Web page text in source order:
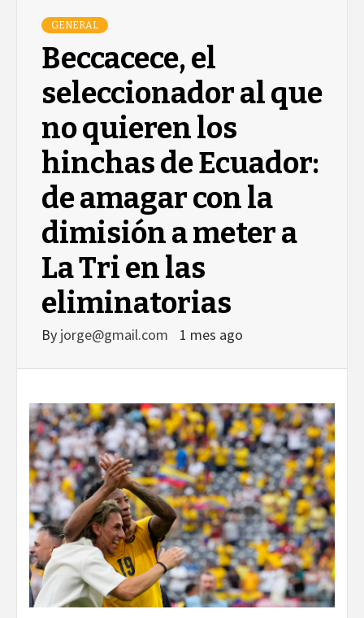
GENERAL
Beccacece, el
seleccionador al que
no quieren los
hinchas de Ecuador:
de amagar con la
dimisión a meter a
La Tri en las
eliminatorias
By jorge@gmail.com 1 mes ago